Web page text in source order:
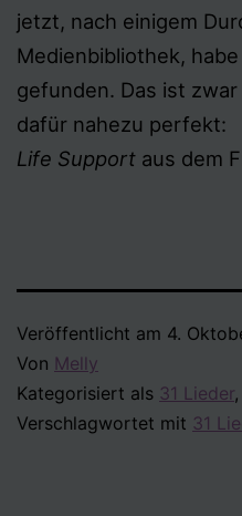
jetzt, nach einigem
Medienbibliothek,
gefunden. Das ist
dafür nahezu perfekt:
Life Support aus dem
Veröffentlicht am 4.
Von Melly
Kategorisiert als 31 Lieder,
Verschlagwortet mit 31